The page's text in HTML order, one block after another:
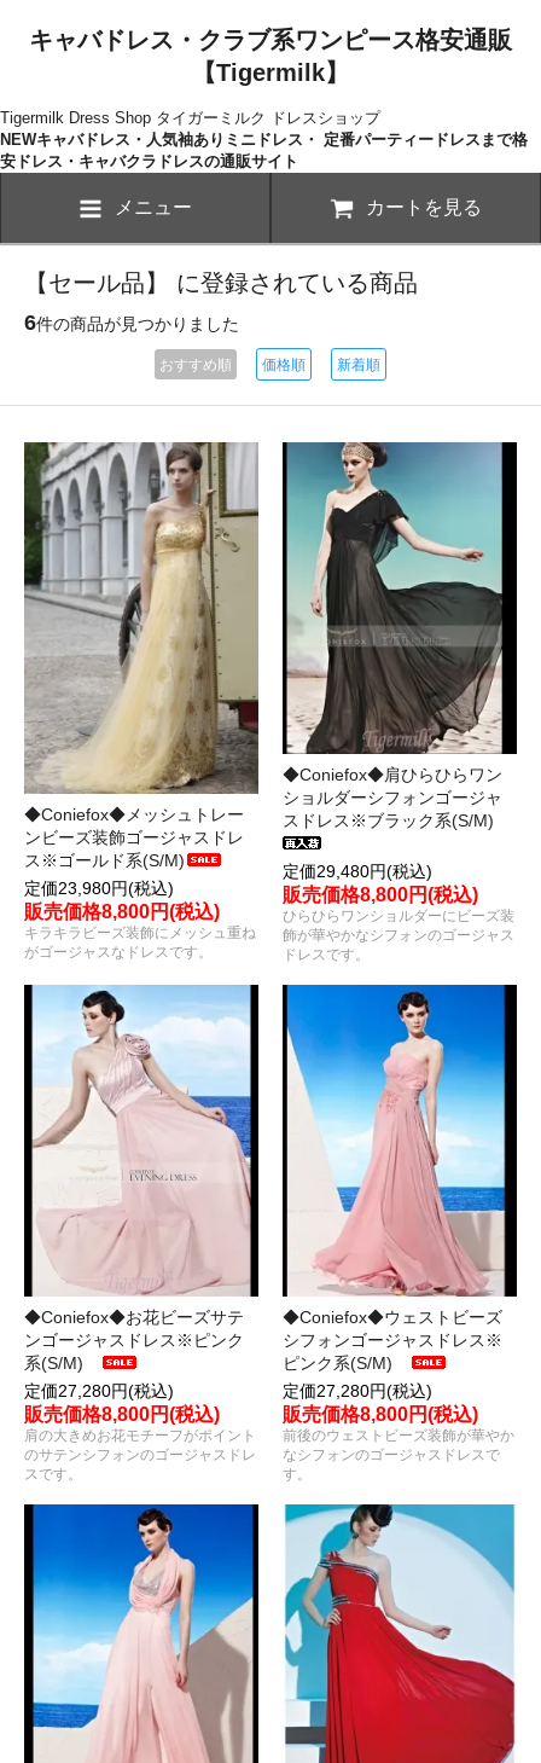
キャバドレス・クラブ系ワンピース格安通販
【Tigermilk】
Tigermilk Dress Shop タイガーミルク ドレスショップ
NEWキャバドレス・人気袖ありミニドレス・ 定番パーティードレスまで格
安ドレス・キャバクラドレスの通販サイト
メニュー カートを見る
【セール品】 に登録されている商品
6件の商品が見つかりました
おすすめ順 価格順 新着順
◆Coniefox◆メッシュトレー
ンビーズ装飾ゴージャスドレ
ス※ゴールド系(S/M)
定価23,980円(税込)
販売価格8,800円(税込)
キラキラビーズ装飾にメッシュ重ね
がゴージャスなドレスです。
◆Coniefox◆肩ひらひらワン
ショルダーシフォンゴージャ
スドレス※ブラック系(S/M)
定価29,480円(税込)
販売価格8,800円(税込)
ひらひらワンショルダーにビーズ装
飾が華やかなシフォンのゴージャス
ドレスです。
◆Coniefox◆お花ビーズサテ
ンゴージャスドレス※ピンク
系(S/M)
定価27,280円(税込)
販売価格8,800円(税込)
肩の大きめお花モチーフがポイント
のサテンシフォンのゴージャスドレ
スです。
◆Coniefox◆ウェストビーズ
シフォンゴージャスドレス※
ピンク系(S/M)
定価27,280円(税込)
販売価格8,800円(税込)
前後のウェストビーズ装飾が華やか
なシフォンのゴージャスドレスで
す。